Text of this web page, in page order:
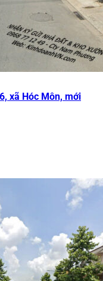
xã Hóc Môn, mới